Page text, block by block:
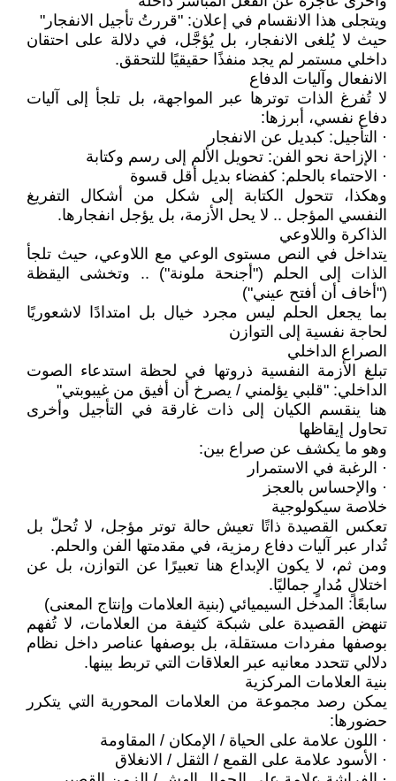
ويتجلى هذا الانقسام في إعلان: "قررتُ تأجيل الانفجار"
حيث لا يُلغى الانفجار، بل يُؤجَّل، في دلالة على احتقان
داخلي مستمر لم يجد منفذًا حقيقيًا للتحقق.
الانفعال وآليات الدفاع
لا تُفرغ الذات توترها عبر المواجهة، بل تلجأ إلى آليات
دفاع نفسي، أبرزها:
· التأجيل: كبديل عن الانفجار
· الإزاحة نحو الفن: تحويل الألم إلى رسم وكتابة
· الاحتماء بالحلم: كفضاء بديل أقل قسوة
وهكذا، تتحول الكتابة إلى شكل من أشكال التفريغ
النفسي المؤجل .. لا يحل الأزمة، بل يؤجل انفجارها.
الذاكرة واللاوعي
يتداخل في النص مستوى الوعي مع اللاوعي، حيث تلجأ
الذات إلى الحلم ("أجنحة ملونة") .. وتخشى اليقظة
("أخاف أن أفتح عيني")
بما يجعل الحلم ليس مجرد خيال بل امتدادًا لاشعوريًا
لحاجة نفسية إلى التوازن
الصراع الداخلي
تبلغ الأزمة النفسية ذروتها في لحظة استدعاء الصوت
الداخلي: "قلبي يؤلمني / يصرخ أن أفيق من غيبوبتي"
هنا ينقسم الكيان إلى ذات غارقة في التأجيل وأخرى
تحاول إيقاظها
وهو ما يكشف عن صراع بين:
· الرغبة في الاستمرار
· والإحساس بالعجز
خلاصة سيكولوجية
تعكس القصيدة ذاتًا تعيش حالة توتر مؤجل، لا تُحلّ بل
تُدار عبر آليات دفاع رمزية، في مقدمتها الفن والحلم.
ومن ثم، لا يكون الإبداع هنا تعبيرًا عن التوازن، بل عن
اختلالٍ مُدارٍ جماليًا.
سابعًا: المدخل السيميائي (بنية العلامات وإنتاج المعنى)
تنهض القصيدة على شبكة كثيفة من العلامات، لا تُفهم
بوصفها مفردات مستقلة، بل بوصفها عناصر داخل نظام
دلالي تتحدد معانيه عبر العلاقات التي تربط بينها.
بنية العلامات المركزية
يمكن رصد مجموعة من العلامات المحورية التي يتكرر
حضورها:
· اللون علامة على الحياة / الإمكان / المقاومة
· الأسود علامة على القمع / الثقل / الانغلاق